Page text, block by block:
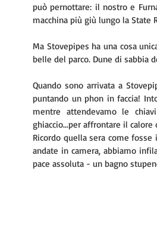
può pernottare: il nostro e
macchina più giù lungo la State
Ma Stovepipes ha una cosa
belle del parco. Dune di sabbia
Quando sono arrivata a
puntando un phon in faccia!
mentre attendevamo le
ghiaccio...per affrontare il calore
Ricordo quella sera come
andate in camera, abbiamo
pace assoluta - un bagno